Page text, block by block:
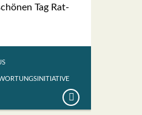
Tag Rat­